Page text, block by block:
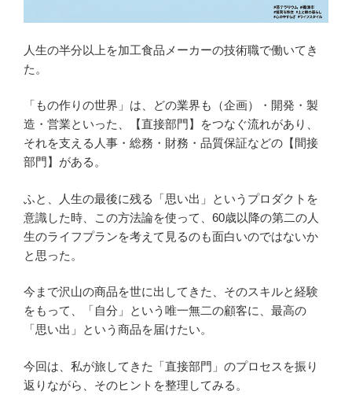
人生の半分以上を加工食品メーカーの技術職で働いてき
た。
「もの作りの世界」は、どの業界も（企画）・開発・製
造・営業といった、【直接部門】をつなぐ流れがあり、
それを支える人事・総務・財務・品質保証などの【間接
部門】がある。
ふと、人生の最後に残る「思い出」というプロダクトを
意識した時、この方法論を使って、60歳以降の第二の人
生のライフプランを考えて見るのも面白いのではないか
と思った。
今まで沢山の商品を世に出してきた、そのスキルと経験
をもって、「自分」という唯一無二の顧客に、最高の
「思い出」という商品を届けたい。
今回は、私が旅してきた「直接部門」のプロセスを振り
返りながら、そのヒントを整理してみる。